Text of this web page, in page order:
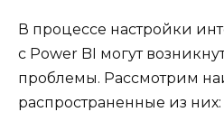
В процессе настройки
с Power BI могут
проблемы. Рассмотрим
распространенные из них: